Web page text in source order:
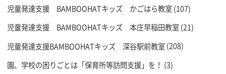
児童発達支援 BAMBOOHATキッズ かごはら教室(107)
児童発達支援 BAMBOOHATキッズ 本庄早稲田教室(21)
児童発達支援BAMBOOHATキッズ 深谷駅前教室(208)
園、学校の困りごとは「保育所等訪問支援」を！ (3)